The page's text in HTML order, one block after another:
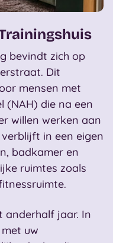
bevindt zich op
Dit
mensen met
(NAH) die na een
willen werken aan
in een eigen
badkamer en
ruimtes zoals
anderhalf jaar. In
uw